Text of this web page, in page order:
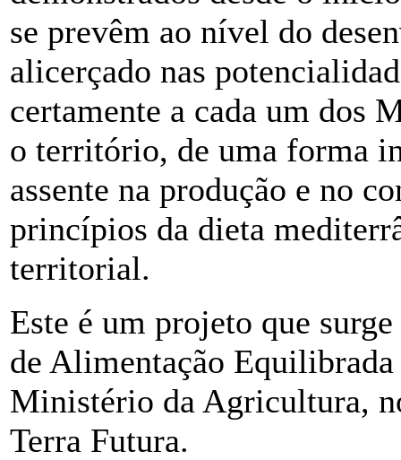
se prevêm ao nível do
alicerçado nas
certamente a cada um dos
o território, de uma forma
assente na produção e no
princípios da dieta
territorial.
Este é um projeto que
de Alimentação
Ministério da Agricultura,
Terra Futura.